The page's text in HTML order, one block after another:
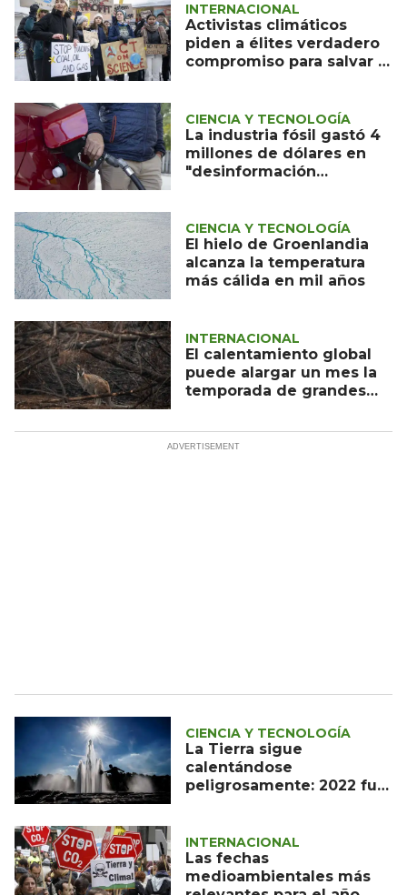
INTERNACIONAL
Activistas climáticos
piden a élites verdadero
compromiso para salvar el
CIENCIA Y TECNOLOGÍA
La industria fósil gastó 4
millones de dólares en
"desinformación
CIENCIA Y TECNOLOGÍA
El hielo de Groenlandia
alcanza la temperatura
más cálida en mil años
INTERNACIONAL
El calentamiento global
puede alargar un mes la
temporada de grandes
CIENCIA Y TECNOLOGÍA
La Tierra sigue
calentándose
peligrosamente: 2022 fue
INTERNACIONAL
Las fechas
medioambientales más